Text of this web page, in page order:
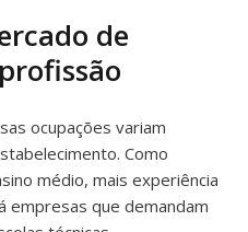
de
ocupações variam
Como
médio, mais experiência
empresas que demandam